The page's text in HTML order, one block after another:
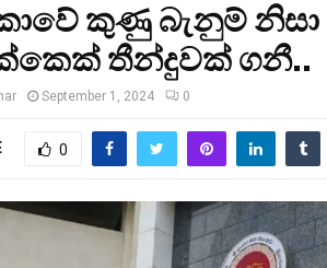
කුණු බැනුම්
තීන්දුවක් ගනී..
September 1, 2024 0
0